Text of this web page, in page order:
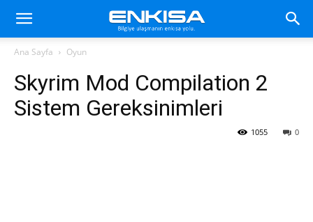
Ana Sayfa Oyun
Skyrim Mod Compilation 2
Sistem Gereksinimleri
0
1055